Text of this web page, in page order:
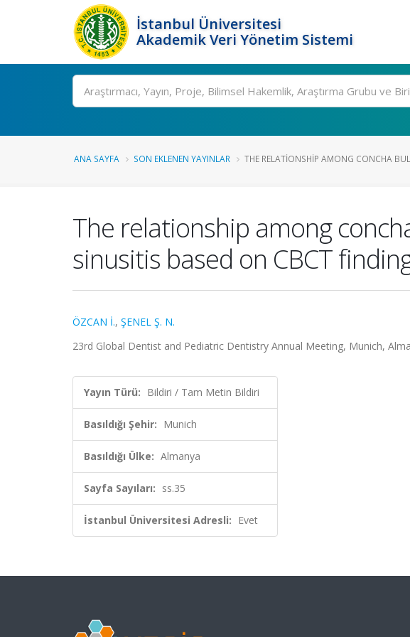
İstanbul Üniversitesi
Akademik Veri Yönetim Sistemi
Ara
ANA SAYFA SON EKLENEN YAYINLAR THE RELATIONSHIP AMONG CONCHA
The relationship among
sinusitis based on CBCT
ÖZCAN İ., ŞENEL Ş. N.
23rd Global Dentist and Pediatric Dentistry Annual Meeting, Munich,
Yayın Türü: Bildiri / Tam Metin Bildiri
Basıldığı Şehir: Munich
Basıldığı Ülke: Almanya
Sayfa Sayıları: ss.35
İstanbul Üniversitesi Adresli: Evet